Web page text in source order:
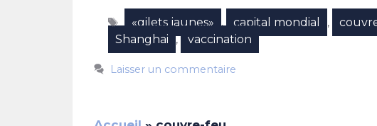
Étiquettes
«gilets jaunes» , capital mondial ,
Shanghai , vaccination
Laisser un commentaire